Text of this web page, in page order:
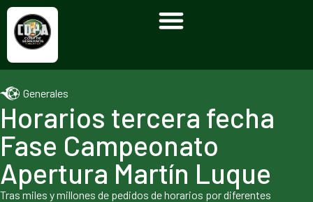
Generales
Horarios tercera fecha
Fase Campeonato
Apertura Martín Luque
Tras miles y millones de pedidos de horarios por diferentes